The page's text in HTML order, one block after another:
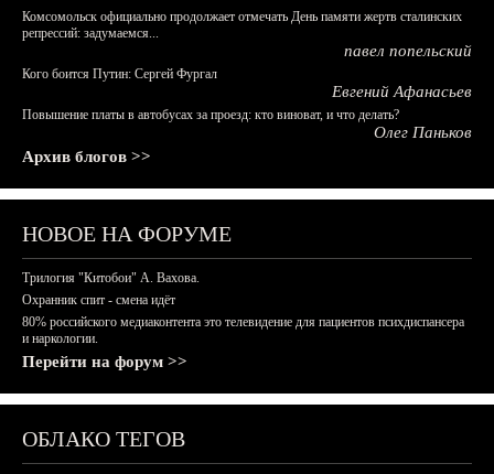
Комсомольск официально продолжает отмечать День памяти жертв сталинских
репрессий: задумаемся...
павел попельский
Кого боится Путин: Сергей Фургал
Евгений Афанасьев
Повышение платы в автобусах за проезд: кто виноват, и что делать?
Олег Паньков
Архив блогов >>
НОВОЕ НА ФОРУМЕ
Трилогия "Китобои" А. Вахова.
Охранник спит - смена идёт
80% российского медиаконтента это телевидение для пациентов психдиспансера
и наркологии.
Перейти на форум >>
ОБЛАКО ТЕГОВ